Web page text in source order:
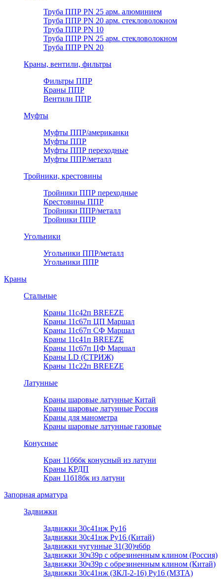
Труба ППР PN 25 арм. алюминием
Труба ППР PN 20 арм. стекловолокном
Труба ППР PN 10
Труба ППР PN 25 арм. стекловолокном
Труба ППР PN 20
Краны, вентили, фильтры
Фильтры ППР
Краны ППР
Вентили ППР
Муфты
Муфты ППР/американки
Муфты ППР
Муфты ППР переходные
Муфты ППР/металл
Тройники, крестовины
Тройники ППР переходные
Крестовины ППР
Тройники ППР/металл
Тройники ППР
Угольники
Угольники ППР/металл
Угольники ППР
Краны
Стальные
Краны 11с42п BREEZE
Краны 11с67п ЦП Маршал
Краны 11с67п СФ Маршал
Краны 11с41п BREEZE
Краны 11с67п ЦФ Маршал
Краны LD (СТРИЖ)
Краны 11с22п BREEZE
Латунные
Краны шаровые латунные Китай
Краны шаровые латунные Россия
Краны для манометра
Краны шаровые латунные газовые
Конусные
Кран 11б6бк конусный из латуни
Краны КРДП
Кран 11б18бк из латуни
Запорная арматура
Задвижки
Задвижки 30с41нж Ру16
Задвижки 30с41нж Ру16 (Китай)
Задвижки чугунные 31(30)ч6бр
Задвижки 30ч39р с обрезиненным клином (Россия)
Задвижки 30ч39р с обрезиненным клином (Китай)
Задвижки 30с41нж (ЗКЛ-2-16) Ру16 (МЗТА)